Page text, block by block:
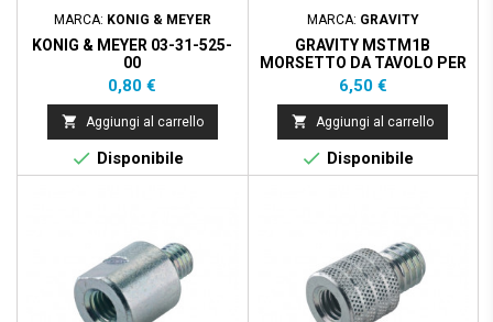
MARCA: KONIG & MEYER
KONIG & MEYER 03-31-525-
00
Prezzo
0,80 €
 Aggiungi al carrello
 Disponibile
MARCA: GRAVITY
GRAVITY MSTM1B
MORSETTO DA TAVOLO PER
MICROFONI
Prezzo
6,50 €
 Aggiungi al carrello
 Disponibile